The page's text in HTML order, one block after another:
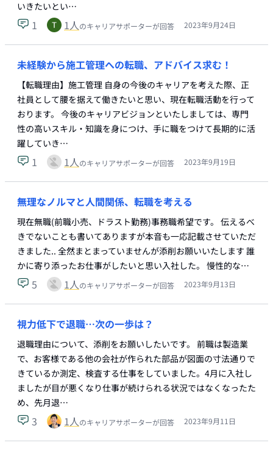
いきたいとい…
1 1人のキャリアサポーターが回答 2023年9月24日
未経験から施工管理への転職、アドバイス求む！
【転職理由】施工管理 自身の今後のキャリアを考えた際、正
社員として腰を据えて働きたいと思い、現在転職活動を行って
おります。 今後のキャリアビジョンといたしましては、専門
性の高いスキル・知識を身につけ、手に職をつけて長期的に活
躍していき…
1 1人のキャリアサポーターが回答 2023年9月19日
無理なノルマと人間関係、転職を考える
現在無職(前職小売、ドラスト勤務)事務職希望です。 伝えるべ
きでないことも書いてありますが本音も一応記載させていただ
きました.. 全然まとまっていませんが添削お願いいたします 誰
かに寄り添ったお仕事がしたいと思い入社した。 慢性的な…
5 1人のキャリアサポーターが回答 2023年9月13日
視力低下で退職…次の一歩は？
退職理由について、添削をお願いしたいです。 前職は製造業
で、お客様である他の会社が作られた部品が図面の寸法通りで
きているか測定、検査する仕事をしていました。4月に入社し
ましたが目が悪くなり仕事が続けられる状況ではなくなったた
め、先月退…
3 1人のキャリアサポーターが回答 2023年9月11日